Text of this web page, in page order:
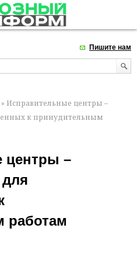
Пишите нам
» Исправительные центры –
к принудительным
центры –
работам